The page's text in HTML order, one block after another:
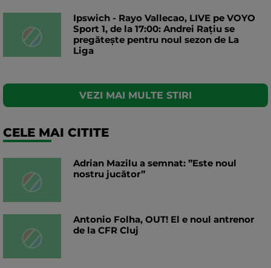
Ipswich - Rayo Vallecao, LIVE pe VOYO
Sport 1, de la 17:00: Andrei Rațiu se
pregătește pentru noul sezon de La
Liga
VEZI MAI MULTE STIRI
CELE MAI CITITE
Adrian Mazilu a semnat: ”Este noul
nostru jucător”
Antonio Folha, OUT! El e noul antrenor
de la CFR Cluj